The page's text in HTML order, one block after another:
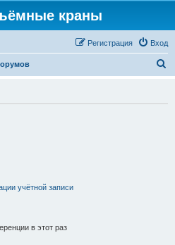
краны
Вход
Регистрация
учётной записи
в этот раз